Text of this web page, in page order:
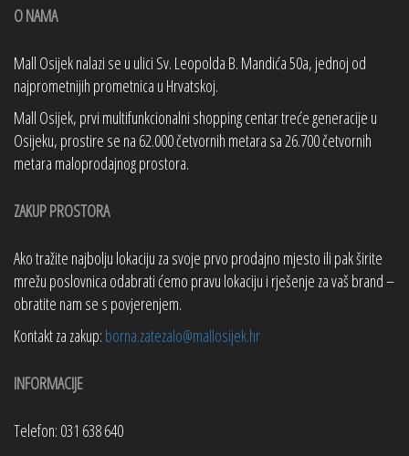
O NAMA
Mall Osijek nalazi se u ulici Sv. Leopolda B. Mandića 50a, jednoj od
najprometnijih prometnica u Hrvatskoj.
Mall Osijek, prvi multifunkcionalni shopping centar treće generacije u
Osijeku, prostire se na 62.000 četvornih metara sa 26.700 četvornih
metara maloprodajnog prostora.
ZAKUP PROSTORA
Ako tražite najbolju lokaciju za svoje prvo prodajno mjesto ili pak širite
mrežu poslovnica odabrati ćemo pravu lokaciju i rješenje za vaš brand –
obratite nam se s povjerenjem.
Kontakt za zakup: borna.zatezalo@mallosijek.hr
INFORMACIJE
Telefon: 031 638 640